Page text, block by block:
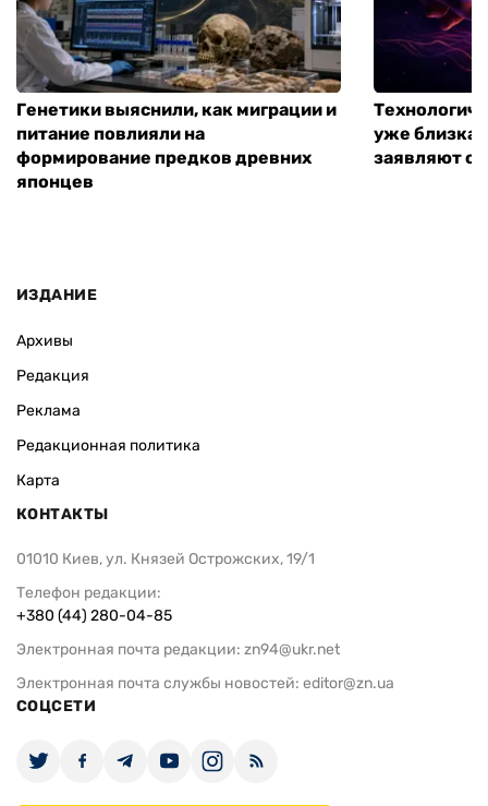
Генетики выяснили, как миграции и
питание повлияли на
формирование предков древних
японцев
уже близка:
заявляют о
ИЗДАНИЕ
Архивы
Редакция
Реклама
Редакционная политика
Карта
КОНТАКТЫ
01010 Киев, ул. Князей Острожских, 19/1
Телефон редакции:
+380 (44) 280-04-85
Электронная почта редакции: zn94@ukr.net
Электронная почта службы новостей: editor@zn.ua
СОЦСЕТИ